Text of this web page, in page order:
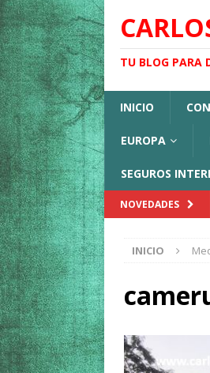
TU BLOG PARA
INICIO
EUROPA
SEGUROS
NOVEDADES
INICIO